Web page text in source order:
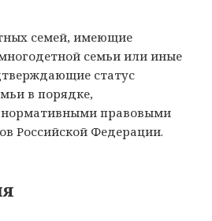
семей, имеющие
семьи или иные
статус
в порядке,
нормативными правовыми
Российской Федерации.